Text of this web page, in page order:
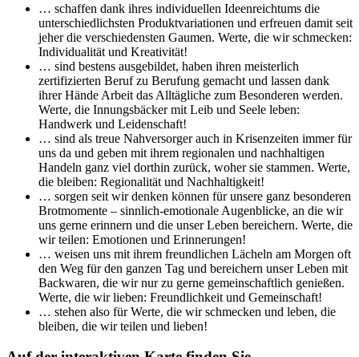
… schaffen dank ihres individuellen Ideenreichtums die
unterschiedlichsten Produktvariationen und erfreuen damit seit
jeher die verschiedensten Gaumen. Werte, die wir schmecken:
Individualität und Kreativität!
… sind bestens ausgebildet, haben ihren meisterlich
zertifizierten Beruf zu Berufung gemacht und lassen dank
ihrer Hände Arbeit das Alltägliche zum Besonderen werden.
Werte, die Innungsbäcker mit Leib und Seele leben:
Handwerk und Leidenschaft!
… sind als treue Nahversorger auch in Krisenzeiten immer für
uns da und geben mit ihrem regionalen und nachhaltigen
Handeln ganz viel dorthin zurück, woher sie stammen. Werte,
die bleiben: Regionalität und Nachhaltigkeit!
… sorgen seit wir denken können für unsere ganz besonderen
Brotmomente – sinnlich-emotionale Augenblicke, an die wir
uns gerne erinnern und die unser Leben bereichern. Werte, die
wir teilen: Emotionen und Erinnerungen!
… weisen uns mit ihrem freundlichen Lächeln am Morgen oft
den Weg für den ganzen Tag und bereichern unser Leben mit
Backwaren, die wir nur zu gerne gemeinschaftlich genießen.
Werte, die wir lieben: Freundlichkeit und Gemeinschaft!
… stehen also für Werte, die wir schmecken und leben, die
bleiben, die wir teilen und lieben!